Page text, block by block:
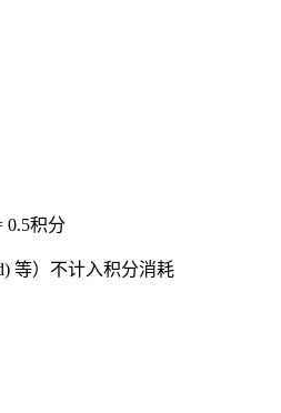
0.5积分
等）不计入积分消耗